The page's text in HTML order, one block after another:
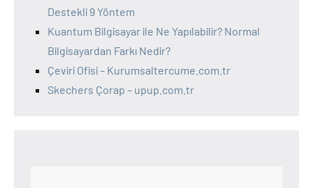
Destekli 9 Yöntem
Kuantum Bilgisayar ile Ne Yapılabilir? Normal
Bilgisayardan Farkı Nedir?
Çeviri Ofisi – Kurumsaltercume.com.tr
Skechers Çorap – upup.com.tr